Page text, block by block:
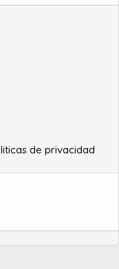
de privacidad